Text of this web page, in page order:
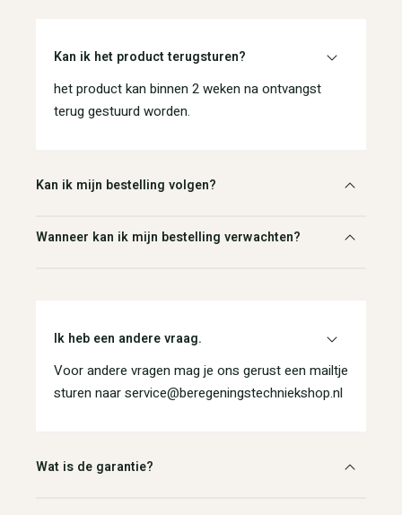
Kan ik het product terugsturen?
het product kan binnen 2 weken na ontvangst
terug gestuurd worden.
Kan ik mijn bestelling volgen?
Wanneer kan ik mijn bestelling verwachten?
Ik heb een andere vraag.
Voor andere vragen mag je ons gerust een mailtje
sturen naar service@beregeningstechniekshop.nl
Wat is de garantie?